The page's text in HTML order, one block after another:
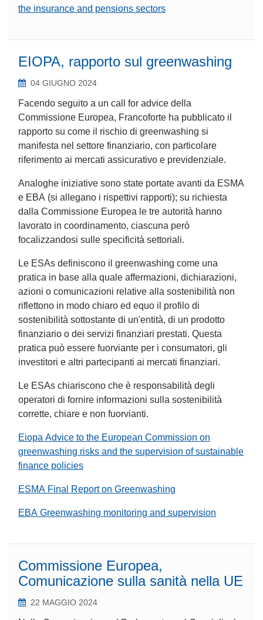
the insurance and pensions sectors
EIOPA, rapporto sul greenwashing
04 GIUGNO 2024
Facendo seguito a un call for advice della
Commissione Europea, Francoforte ha pubblicato il
rapporto su come il rischio di greenwashing si
manifesta nel settore finanziario, con particolare
riferimento ai mercati assicurativo e previdenziale.
Analoghe iniziative sono state portate avanti da ESMA
e EBA (si allegano i rispettivi rapporti); su richiesta
dalla Commissione Europea le tre autorità hanno
lavorato in coordinamento, ciascuna però
focalizzandosi sulle specificità settoriali.
Le ESAs definiscono il greenwashing come una
pratica in base alla quale affermazioni, dichiarazioni,
azioni o comunicazioni relative alla sostenibilità non
riflettono in modo chiaro ed equo il profilo di
sostenibilità sottostante di un'entità, di un prodotto
finanziario o dei servizi finanziari prestati. Questa
pratica può essere fuorviante per i consumatori, gli
investitori e altri partecipanti ai mercati finanziari.
Le ESAs chiariscono che è responsabilità degli
operatori di fornire informazioni sulla sostenibilità
corrette, chiare e non fuorvianti.
Eiopa Advice to the European Commission on
greenwashing risks and the supervision of sustainable
finance policies
ESMA Final Report on Greenwashing
EBA Greenwashing monitoring and supervision
Commissione Europea,
Comunicazione sulla sanità nella UE
22 MAGGIO 2024